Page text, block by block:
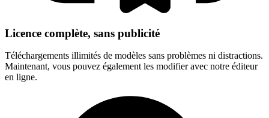
Licence complète, sans publicité
Téléchargements illimités de modèles sans problèmes ni distractions.
Maintenant, vous pouvez également les modifier avec notre éditeur
en ligne.